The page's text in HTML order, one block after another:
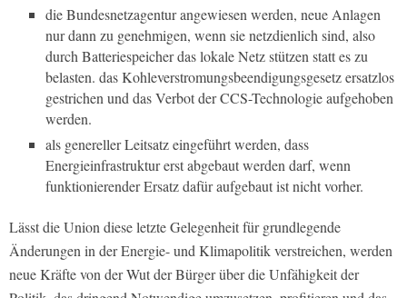
die Bundesnetzagentur angewiesen werden, neue Anlagen
nur dann zu genehmigen, wenn sie netzdienlich sind, also
durch Batteriespeicher das lokale Netz stützen statt es zu
belasten. das Kohleverstromungsbeendigungsgesetz ersatzlos
gestrichen und das Verbot der CCS-Technologie aufgehoben
werden.
als genereller Leitsatz eingeführt werden, dass
Energieinfrastruktur erst abgebaut werden darf, wenn
funktionierender Ersatz dafür aufgebaut ist nicht vorher.
Lässt die Union diese letzte Gelegenheit für grundlegende
Änderungen in der Energie- und Klimapolitik verstreichen, werden
neue Kräfte von der Wut der Bürger über die Unfähigkeit der